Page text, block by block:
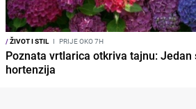
/ŽIVOT I STIL I PRIJE OKO 7H
Poznata vrtlarica otkriva tajnu:
hortenzija